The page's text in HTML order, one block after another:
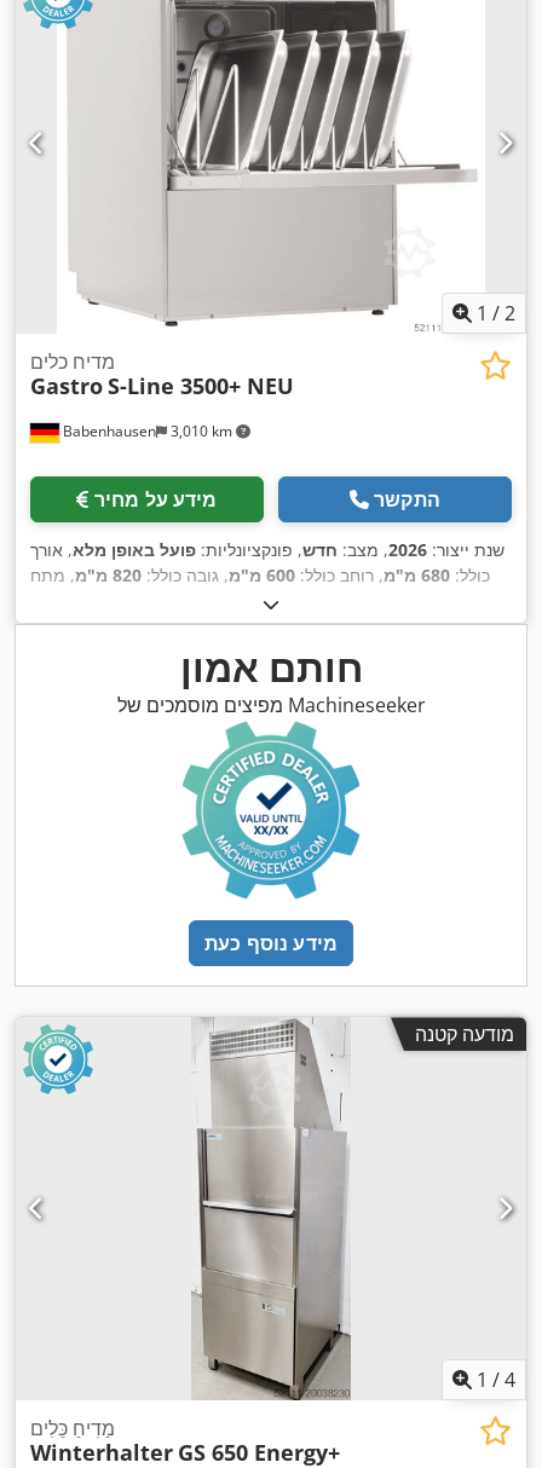
1 /2
Babenhausen 3,010 km
מדיח כלים
GastroS-Line 3500+ NEU
מידע על מחיר התקשר
שנת ייצור: 2026, מצב: חדש, פונקציונליות: פועל באופן מלא, אורך
כולל: 680 מ"מ , רוחב כולל: 600 מ"מ , גובה כולל: 820 מ"מ
, מתח
50 הרץ
08/2027, סוג זרם כניסה:תלת פאזי, משך האחריות:12 חודשים
,
חותם אמון
מפיצים מוסמכים של Machineseeker
מידע נוסף כעת
מודעה קטנה
1 /4
מַדִיחַ כֵּלִים
Winterhalter GS 650 Energy+